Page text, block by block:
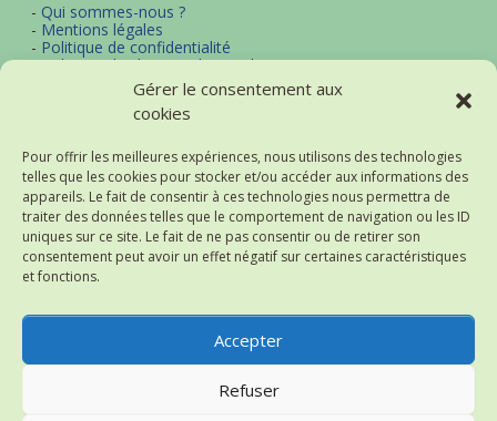
Gérer le consentement aux
cookies
Pour offrir les meilleures expériences, nous utilisons des technologies
telles que les cookies pour stocker et/ou accéder aux informations des
appareils. Le fait de consentir à ces technologies nous permettra de
traiter des données telles que le comportement de navigation ou les ID
uniques sur ce site. Le fait de ne pas consentir ou de retirer son
consentement peut avoir un effet négatif sur certaines caractéristiques
et fonctions.
Accepter
Refuser
- Qui sommes-nous ?
- Mentions légales
- Politique de confidentialité
-Politique d'utilisation des cookies
Actualités et thématiques
-Excel
-Word
-Bureautique
-Logiciels
-Notre flux d'actualités (RSS)